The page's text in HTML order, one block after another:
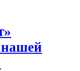
нашей